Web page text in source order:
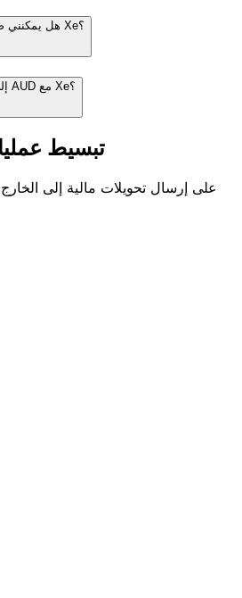
هل يمكنني ضبط تنبيهات الأسعار باستخدام Xe؟
هل يمكنني إرسال 10 BND إلى AUD مع Xe؟
تبسيط